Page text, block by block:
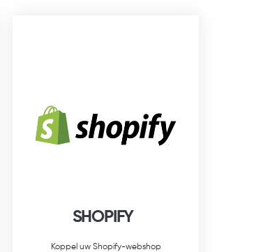
SHOPIFY
Koppel uw Shopify-webshop